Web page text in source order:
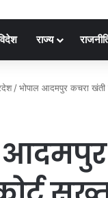
राज्य
/भोपाल आदमपुर कचरा खंती